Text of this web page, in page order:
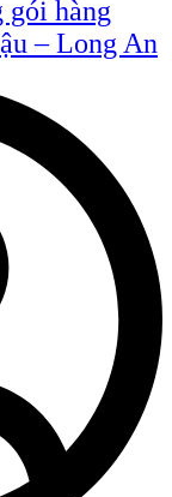
gói hàng
– Long An